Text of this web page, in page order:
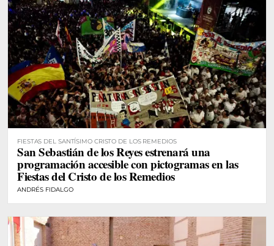
FIESTAS DEL SANTÍSIMO CRISTO DE LOS REMEDIOS
San Sebastián de los Reyes estrenará una
programación accesible con pictogramas en las
Fiestas del Cristo de los Remedios
ANDRÉS FIDALGO